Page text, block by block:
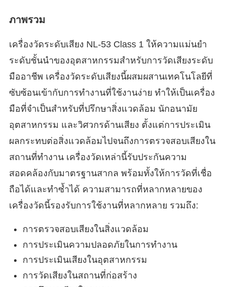
ภาพรวม
เครื่องวัดระดับเสียง NL-53 Class 1 ให้ความแม่นยำ
ระดับชั้นนำของอุตสาหกรรมสำหรับการวัดเสียงระดับ
มืออาชีพ เครื่องวัดระดับเสียงนี้ผสมผสานเทคโนโลยีที่
ซับซ้อนเข้ากับการทำงานที่ใช้งานง่าย ทำให้เป็นเครื่อง
มือที่จำเป็นสำหรับที่ปรึกษาสิ่งแวดล้อม นักอนามัย
อุตสาหกรรม และวิศวกรด้านเสียง ตั้งแต่การประเมิน
ผลกระทบต่อสิ่งแวดล้อมไปจนถึงการตรวจสอบเสียงใน
สถานที่ทำงาน เครื่องวัดเหล่านี้รับประกันความ
สอดคล้องกับมาตรฐานสากล พร้อมทั้งให้การวัดที่เชื่อ
ถือได้และทำซ้ำได้ ความสามารถที่หลากหลายของ
เครื่องวัดนี้รองรับการใช้งานที่หลากหลาย รวมถึง:
การตรวจสอบเสียงในสิ่งแวดล้อม
การประเมินความปลอดภัยในการทำงาน
การประเมินเสียงในอุตสาหกรรม
การวัดเสียงในสถานที่ก่อสร้าง